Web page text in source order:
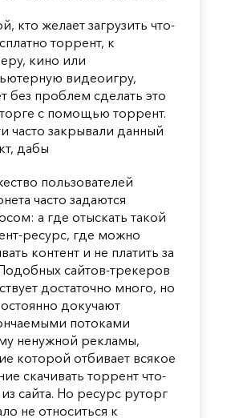
кто желает загрузить что-
торрент, к
кино или
видеоигру,
без проблем сделать это
с помощью торрент.
часто закрывали данный
дабы
пользователей
часто задаются
а где отыскать такой
ресурс, где можно
контент и не платить за
сайтов-трекеров
достаточно много, но
докучают
потоками
ненужной рекламы,
которой отбивает всякое
скачивать торрент что-
сайта. Но ресурс руторг
не относиться к